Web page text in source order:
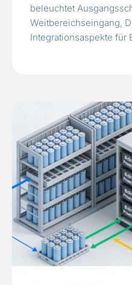
beleuchtet
Weitbereichseingang,
Integrationsaspekte für